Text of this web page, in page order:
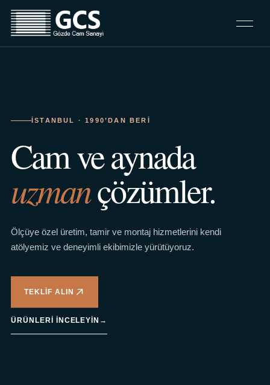
İSTANBUL · 1990’DAN BERI
Cam ve aynada
uzmançözümler.
Ölçüye özel üretim, tamir ve montaj hizmetlerini kendi
atölyemiz ve deneyimli ekibimizle yürütüyoruz.
TEKLIF ALIN
ÜRÜNLERI INCELEYIN →